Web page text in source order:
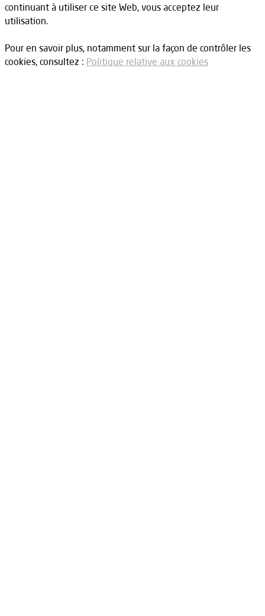
continuant à utiliser ce site Web, vous acceptez leur
utilisation.
Pour en savoir plus, notamment sur la façon de contrôler les
cookies, consultez : Politique relative aux cookies